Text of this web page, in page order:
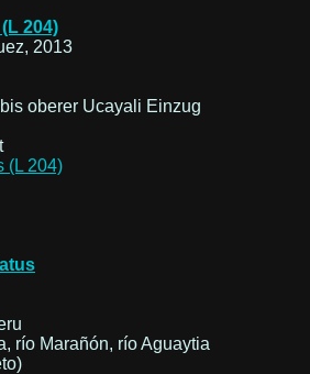
204)
2013
oberer Ucayali Einzug
río Marañón, río Aguaytia